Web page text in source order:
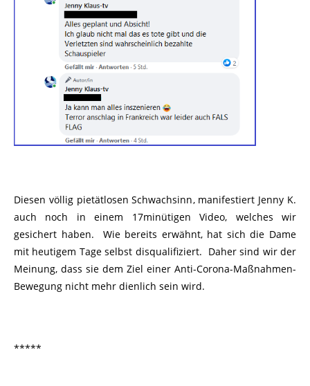
Diesen völlig pietätlosen Schwachsinn, manifestiert Jenny K.
auch noch in einem 17minütigen Video, welches wir
gesichert haben. Wie bereits erwähnt, hat sich die Dame
mit heutigem Tage selbst disqualifiziert. Daher sind wir der
Meinung, dass sie dem Ziel einer Anti-Corona-Maßnahmen-
Bewegung nicht mehr dienlich sein wird.
*****